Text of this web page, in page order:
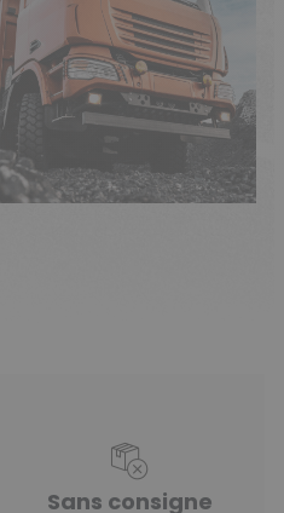
Sans consigne